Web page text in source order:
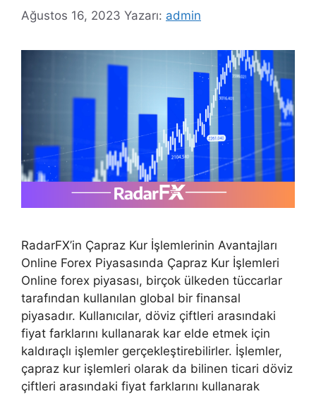
Ağustos 16, 2023 Yazarı: admin
RadarFX’in Çapraz Kur İşlemlerinin Avantajları
Online Forex Piyasasında Çapraz Kur İşlemleri
Online forex piyasası, birçok ülkeden tüccarlar
tarafından kullanılan global bir finansal
piyasadır. Kullanıcılar, döviz çiftleri arasındaki
fiyat farklarını kullanarak kar elde etmek için
kaldıraçlı işlemler gerçekleştirebilirler. İşlemler,
çapraz kur işlemleri olarak da bilinen ticari döviz
çiftleri arasındaki fiyat farklarını kullanarak